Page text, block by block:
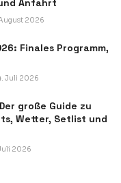
2026
Finales Programm,
Juli 2026
große Guide zu
Wetter, Setlist und
2026